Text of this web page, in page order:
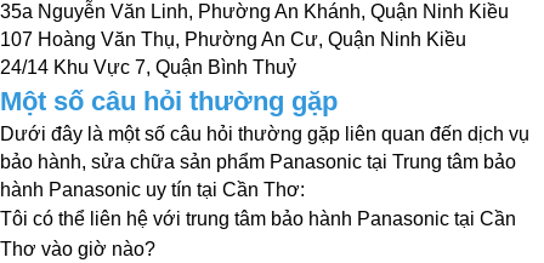
35a Nguyễn Văn Linh, Phường An Khánh, Quận Ninh Kiều
107 Hoàng Văn Thụ, Phường An Cư, Quận Ninh Kiều
24/14 Khu Vực 7, Quận Bình Thuỷ
Một số câu hỏi thường gặp
Dưới đây là một số câu hỏi thường gặp liên quan đến dịch vụ
bảo hành, sửa chữa sản phẩm Panasonic tại Trung tâm bảo
hành Panasonic uy tín tại Cần Thơ:
Tôi có thể liên hệ với trung tâm bảo hành Panasonic tại Cần
Thơ vào giờ nào?